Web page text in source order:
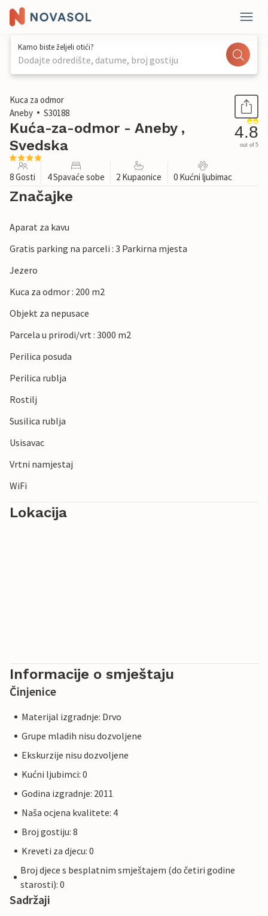
Kamo biste željeli otići?
Dodajte odredište, datume, broj gostiju
1 / 13
Kuca za odmor
Aneby
S30188
Kuća-za-odmor - Aneby ,
Svedska
4.8
out of 5
8 Gosti 4 Spavaće sobe 2 Kupaonice 0 Kućni ljubimac
Značajke
Aparat za kavu
Gratis parking na parceli : 3 Parkirna mjesta
Jezero
Kuca za odmor : 200 m2
Objekt za nepusace
Parcela u prirodi/vrt : 3000 m2
Perilica posuda
Perilica rublja
Rostilj
Susilica rublja
Usisavac
Vrtni namjestaj
WiFi
Lokacija
Informacije o smještaju
Činjenice
Materijal izgradnje: Drvo
Grupe mladih nisu dozvoljene
Ekskurzije nisu dozvoljene
Kućni ljubimci: 0
Godina izgradnje: 2011
Naša ocjena kvalitete: 4
Broj gostiju: 8
Kreveti za djecu: 0
Broj djece s besplatnim smještajem (do četiri godine
starosti): 0
Sadržaji